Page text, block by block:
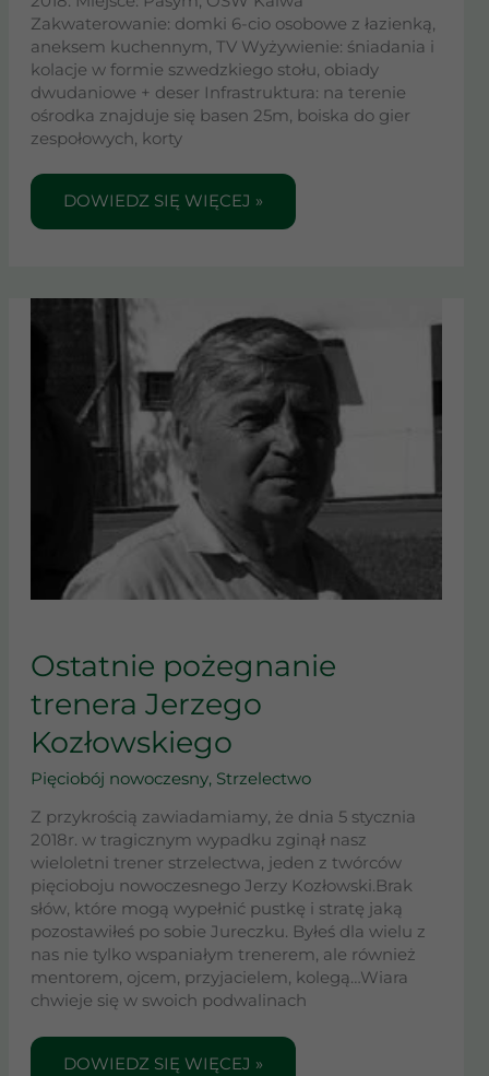
Zakwaterowanie: domki 6-cio osobowe z łazienką,
aneksem kuchennym, TV Wyżywienie: śniadania i
kolacje w formie szwedzkiego stołu, obiady
dwudaniowe + deser Infrastruktura: na terenie
ośrodka znajduje się basen 25m, boiska do gier
zespołowych, korty
DOWIEDZ SIĘ WIĘCEJ »
Ostatnie pożegnanie
trenera Jerzego
Kozłowskiego
Pięciobój nowoczesny, Strzelectwo
Z przykrością zawiadamiamy, że dnia 5 stycznia
2018r. w tragicznym wypadku zginął nasz
wieloletni trener strzelectwa, jeden z twórców
pięcioboju nowoczesnego Jerzy Kozłowski.Brak
słów, które mogą wypełnić pustkę i stratę jaką
pozostawiłeś po sobie Jureczku. Byłeś dla wielu z
nas nie tylko wspaniałym trenerem, ale również
mentorem, ojcem, przyjacielem, kolegą…Wiara
chwieje się w swoich podwalinach
POŻEGNANIE
TRENERA
JERZEGO
DOWIEDZ SIĘ WIĘCEJ »